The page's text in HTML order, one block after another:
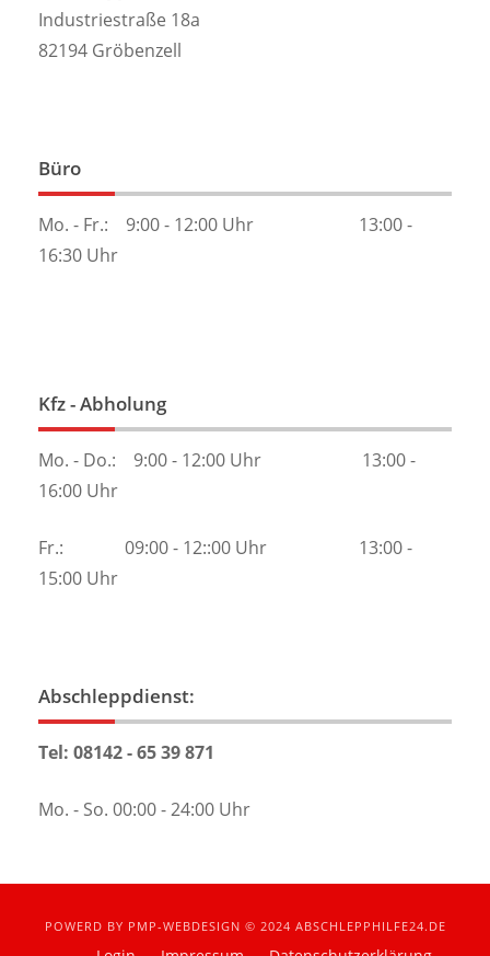
Industriestraße 18a
82194 Gröbenzell
Büro
Mo. - Fr.: 9:00 - 12:00 Uhr 13:00 -
16:30 Uhr
Kfz - Abholung
Mo. - Do.: 9:00 - 12:00 Uhr 13:00 -
16:00 Uhr
Fr.: 09:00 - 12::00 Uhr 13:00 -
15:00 Uhr
Abschleppdienst:
Tel: 08142 - 65 39 871
Mo. - So. 00:00 - 24:00 Uhr
POWERD BY PMP-WEBDESIGN © 2024 ABSCHLEPPHILFE24.DE